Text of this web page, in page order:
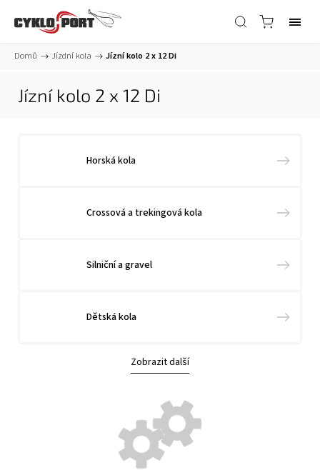
Domů / Jízdní kola / Jízní kolo 2 x 12 Di
Jízní kolo 2 x 12 Di
Horská kola
Crossová a trekingová kola
Silniční a gravel
Dětská kola
Zobrazit další